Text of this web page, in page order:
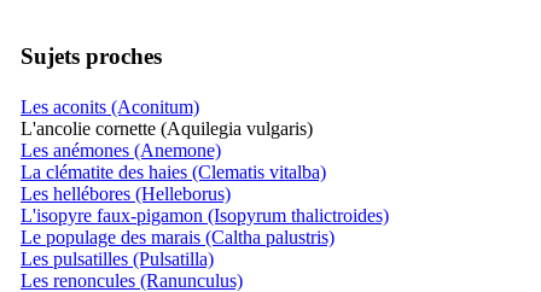
Sujets proches
Les aconits (Aconitum)
L'ancolie cornette (Aquilegia vulgaris)
Les anémones (Anemone)
La clématite des haies (Clematis vitalba)
Les hellébores (Helleborus)
L'isopyre faux-pigamon (Isopyrum thalictroides)
Le populage des marais (Caltha palustris)
Les pulsatilles (Pulsatilla)
Les renoncules (Ranunculus)